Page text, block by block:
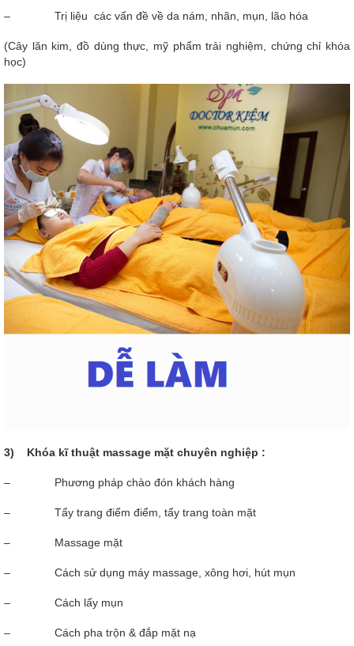
– Trị liệu các vấn đề về da nám, nhãn, mụn, lão hóa
(Cây lăn kim, đồ dùng thực, mỹ phẩm trải nghiệm, chứng chỉ khóa
học)
3) Khóa kĩ thuật massage mặt chuyên nghiệp :
– Phương pháp chào đón khách hàng
– Tẩy trang điểm điểm, tẩy trang toàn mặt
– Massage mặt
– Cách sử dụng máy massage, xông hơi, hút mụn
– Cách lấy mụn
– Cách pha trộn & đắp mặt nạ